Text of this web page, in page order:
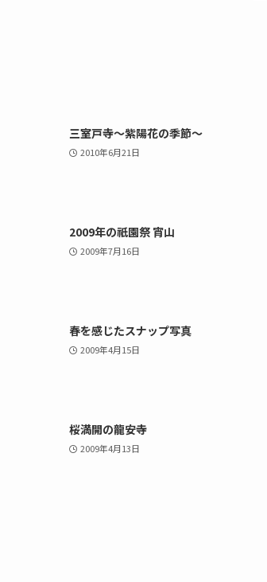
三室戸寺〜紫陽花の季節〜
2010年6月21日
2009年の祇園祭 宵山
2009年7月16日
春を感じたスナップ写真
2009年4月15日
桜満開の龍安寺
2009年4月13日